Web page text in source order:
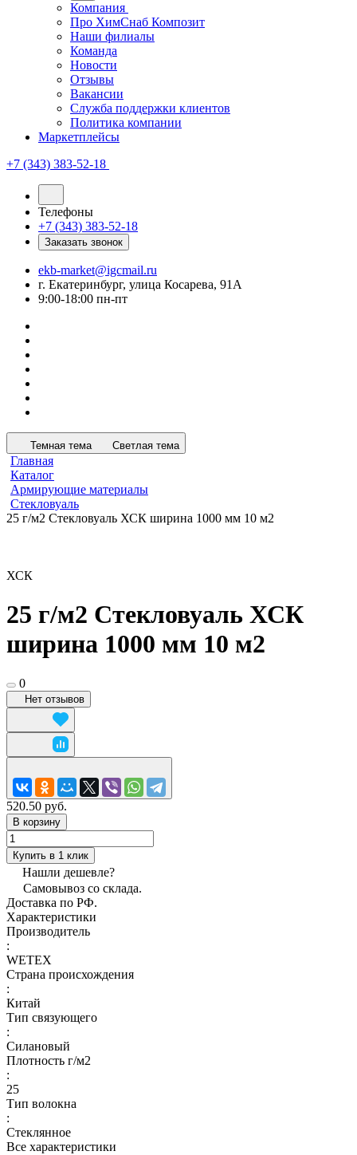
Компания
Про ХимСнаб Композит
Наши филиалы
Команда
Новости
Отзывы
Вакансии
Служба поддержки клиентов
Политика компании
Маркетплейсы
+7 (343) 383-52-18
Телефоны
+7 (343) 383-52-18
Заказать звонок
ekb-market@igcmail.ru
г. Екатеринбург, улица Косарева, 91А
9:00-18:00 пн-пт
Темная тема Светлая тема
Главная
Каталог
Армирующие материалы
Стекловуаль
25 г/м2 Стекловуаль ХСК ширина 1000 мм 10 м2
ХСК
25 г/м2 Стекловуаль ХСК
ширина 1000 мм 10 м2
0
Нет отзывов
520.50 руб.
В корзину
Купить в 1 клик
Нашли дешевле?
Самовывоз со склада.
Доставка по РФ.
Характеристики
Производитель
:
WETEX
Страна происхождения
:
Китай
Тип связующего
:
Силановый
Плотность г/м2
:
25
Тип волокна
:
Стеклянное
Все характеристики